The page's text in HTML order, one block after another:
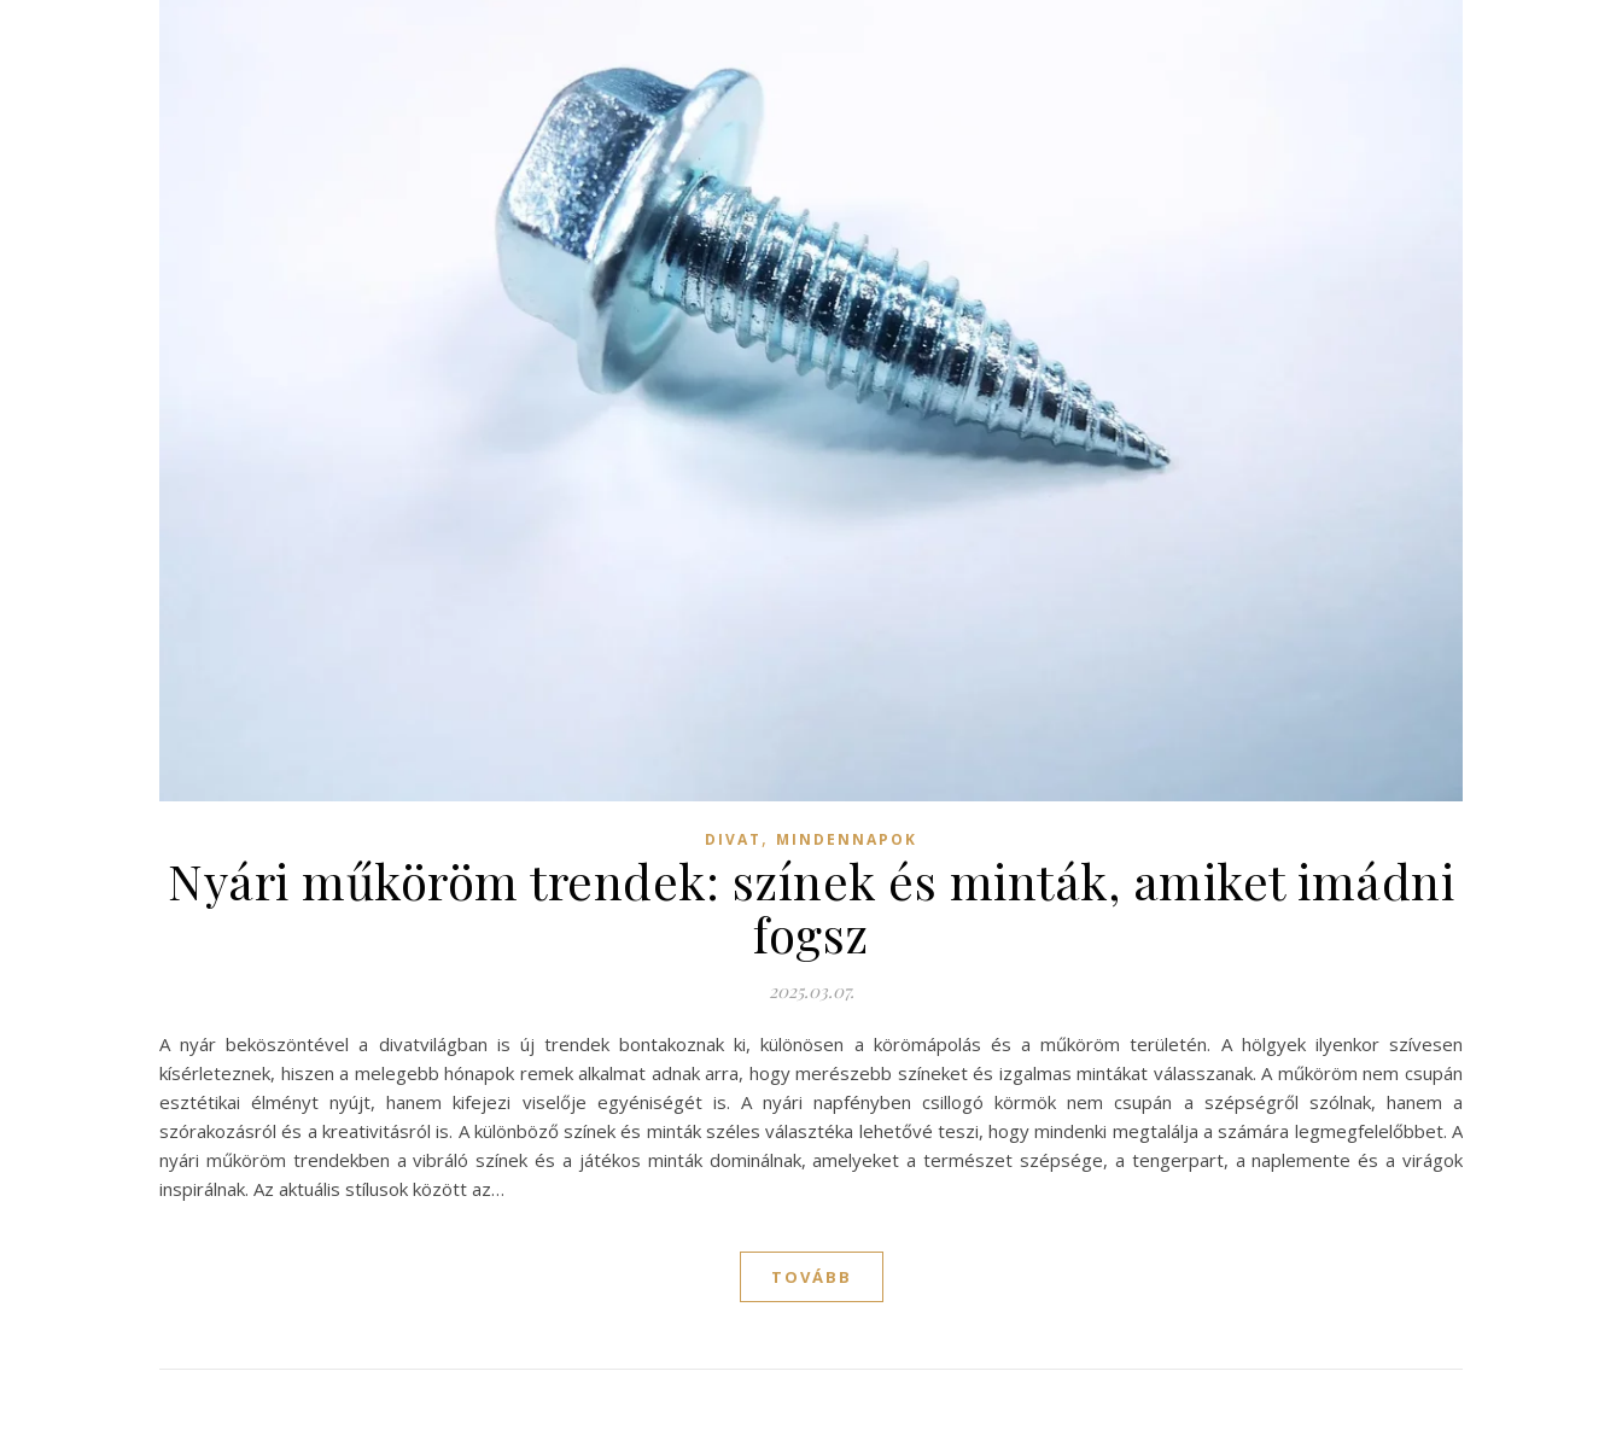
DIVAT , MINDENNAPOK
Nyári műköröm trendek: színek és minták, amiket imádni
fogsz
2025.03.07.
A nyár beköszöntével a divatvilágban is új trendek bontakoznak ki, különösen a körömápolás és a műköröm területén. A hölgyek ilyenkor szívesen
kísérleteznek, hiszen a melegebb hónapok remek alkalmat adnak arra, hogy merészebb színeket és izgalmas mintákat válasszanak. A műköröm nem csupán
esztétikai élményt nyújt, hanem kifejezi viselője egyéniségét is. A nyári napfényben csillogó körmök nem csupán a szépségről szólnak, hanem a
szórakozásról és a kreativitásról is. A különböző színek és minták széles választéka lehetővé teszi, hogy mindenki megtalálja a számára legmegfelelőbbet. A
nyári műköröm trendekben a vibráló színek és a játékos minták dominálnak, amelyeket a természet szépsége, a tengerpart, a naplemente és a virágok
inspirálnak. Az aktuális stílusok között az…
TOVÁBB